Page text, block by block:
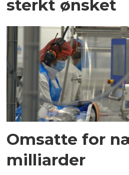
sterkt ønsket
Omsatte for
milliarder